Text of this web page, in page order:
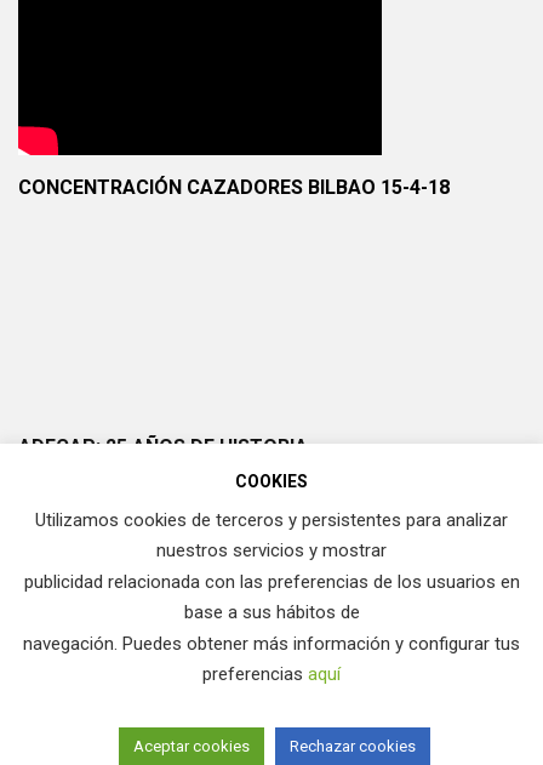
CONCENTRACIÓN CAZADORES BILBAO 15-4-18
ADECAP: 25 AÑOS DE HISTORIA
ADECAP. Asociación para la Defensa del Cazador y Pescador
COOKIES
Utilizamos cookies de terceros y persistentes para analizar
nuestros servicios y mostrar
publicidad relacionada con las preferencias de los usuarios en
base a sus hábitos de
navegación. Puedes obtener más información y configurar tus
preferencias aquí
Aceptar cookies Rechazar cookies